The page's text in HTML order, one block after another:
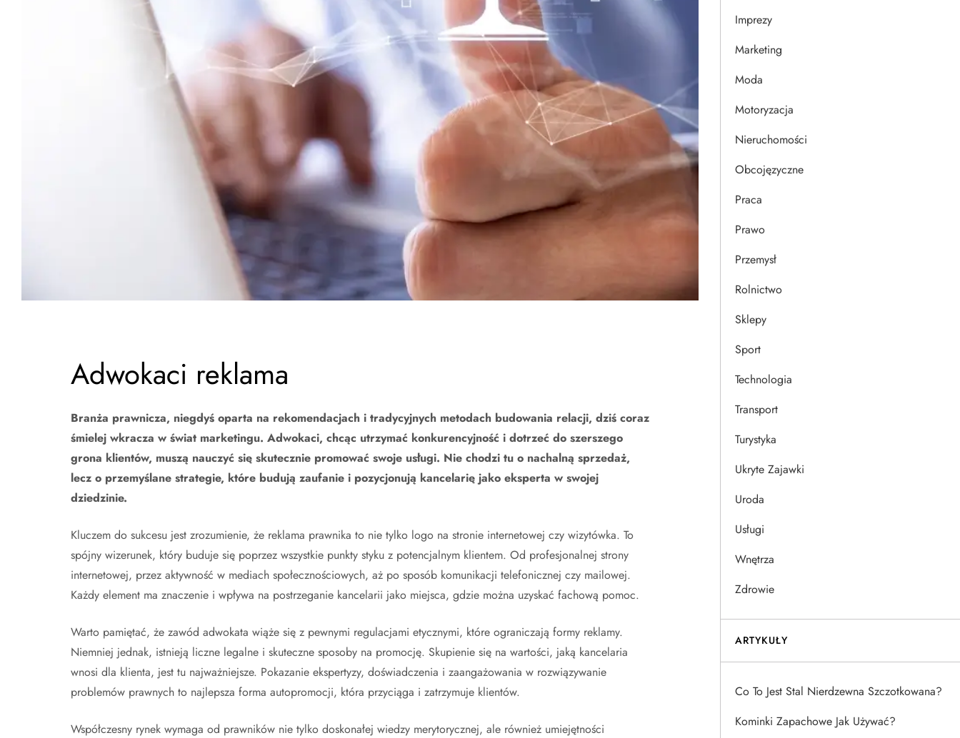
Adwokaci reklama
Branża prawnicza, niegdyś oparta na rekomendacjach i tradycyjnych metodach budowania relacji, dziś coraz
śmielej wkracza w świat marketingu. Adwokaci, chcąc utrzymać konkurencyjność i dotrzeć do szerszego
grona klientów, muszą nauczyć się skutecznie promować swoje usługi. Nie chodzi tu o nachalną sprzedaż,
lecz o przemyślane strategie, które budują zaufanie i pozycjonują kancelarię jako eksperta w swojej
dziedzinie.
Kluczem do sukcesu jest zrozumienie, że reklama prawnika to nie tylko logo na stronie internetowej czy wizytówka. To
spójny wizerunek, który buduje się poprzez wszystkie punkty styku z potencjalnym klientem. Od profesjonalnej strony
internetowej, przez aktywność w mediach społecznościowych, aż po sposób komunikacji telefonicznej czy mailowej.
Każdy element ma znaczenie i wpływa na postrzeganie kancelarii jako miejsca, gdzie można uzyskać fachową pomoc.
Warto pamiętać, że zawód adwokata wiąże się z pewnymi regulacjami etycznymi, które ograniczają formy reklamy.
Niemniej jednak, istnieją liczne legalne i skuteczne sposoby na promocję. Skupienie się na wartości, jaką kancelaria
wnosi dla klienta, jest tu najważniejsze. Pokazanie ekspertyzy, doświadczenia i zaangażowania w rozwiązywanie
problemów prawnych to najlepsza forma autopromocji, która przyciąga i zatrzymuje klientów.
Współczesny rynek wymaga od prawników nie tylko doskonałej wiedzy merytorycznej, ale również umiejętności
Imprezy
Marketing
Moda
Motoryzacja
Nieruchomości
Obcojęzyczne
Praca
Prawo
Przemysł
Rolnictwo
Sklepy
Sport
Technologia
Transport
Turystyka
Ukryte Zajawki
Uroda
Usługi
Wnętrza
Zdrowie
ARTYKUŁY
Co To Jest Stal Nierdzewna Szczotkowana?
Kominki Zapachowe Jak Używać?